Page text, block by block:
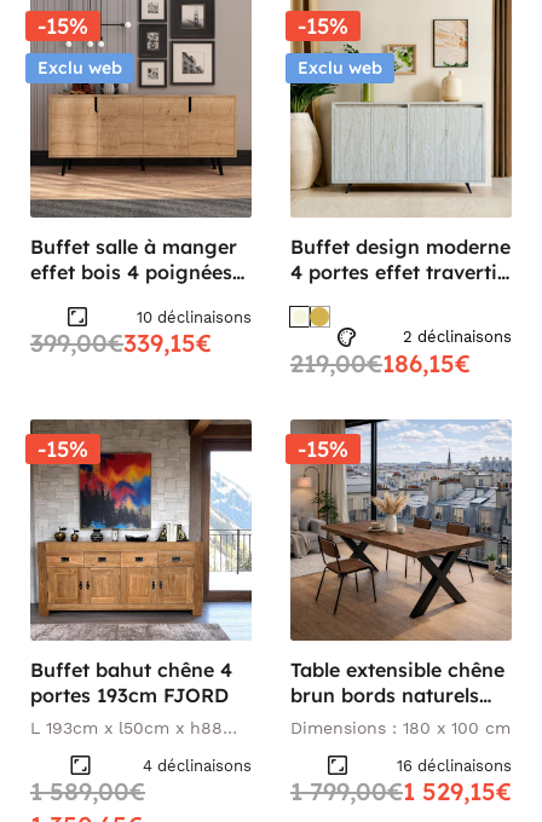
-15%
Exclu web
Buffet salle à manger
effet bois 4 poignées
10 déclinaisons
399,00€339,15€
-15%
Exclu web
Buffet design moderne
4 portes effet travertin
2 déclinaisons
219,00€186,15€
-15%
Buffet bahut chêne 4
portes 193cm FJORD
L 193cm x l50cm x h88
4 déclinaisons
1 589,00€
-15%
Table extensible chêne
brun bords naturels
pieds en X 180 cm
Dimensions : 180 x 100 cm
16 déclinaisons
1 799,00€1 529,15€